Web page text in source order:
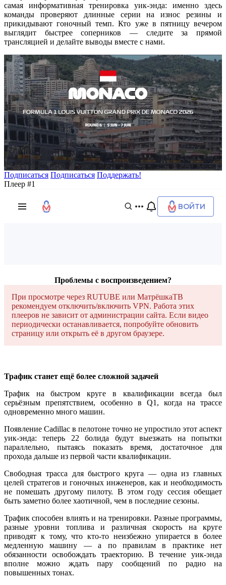
самая информативная тренировка уик-энда: именно здесь
команды проверяют длинные серии на износ резины и
прикидывают гоночный темп. Кто уже в пятницу вечером
выглядит быстрее соперников — следите за прямой
трансляцией и делайте выводы вместе с нами.
Подписаться Подписаться Поддержать!
Плеер #1
Проблемы с воспроизведением?
При просмотре через RUTUBE или МатрёшкаТВ
рекомендуем отключить/включить VPN. Работа этих
плееров не зависит от администрации сайта. Если видео
периодически останавливается, попробуйте обновить
страницу или открыть её в другом браузере.
Трафик станет ещё более сложной задачей
Трафик на быстром круге в квалификации всегда был
серьёзным препятствием, особенно в Q1, когда на трассе
одновременно много машин.
Появление Cadillac в пелотоне точно не упростило этот аспект
уик-энда: теперь 22 болида будут выезжать на попытки
параллельно, пытаясь показать время, достаточное для
прохода дальше из первой части квалификации.
Свободная трасса для быстрого круга — одна из главных
целей стратегов и гоночных инженеров, как и необходимость
не помешать другому пилоту. В этом году сессия обещает
быть заметно более хаотичной, чем в последние сезоны.
Трафик способен влиять и на тренировки. Разные программы,
разные уровни топлива и различная скорость на круге
приводят к тому, что кто-то неизбежно упирается в более
медленную машину — а по правилам в практике нет
обязанности освобождать траекторию. В течение уик-энда
вполне можно ждать пару сообщений по радио на
повышенных тонах.